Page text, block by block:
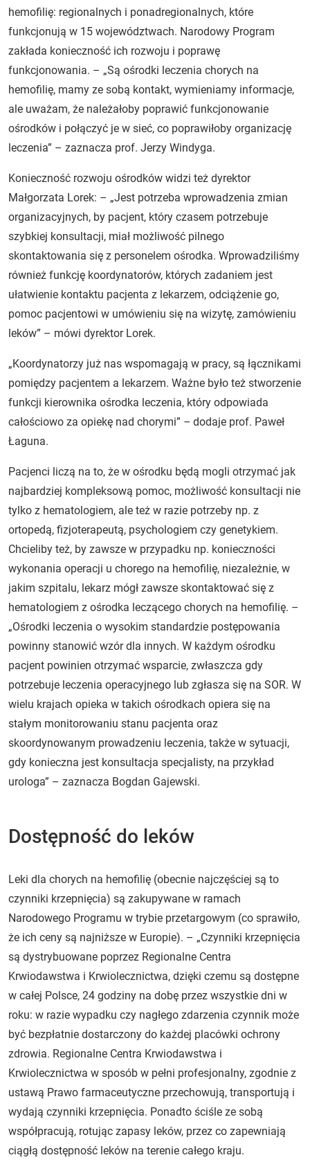
hemofilię: regionalnych i ponadregionalnych, które
funkcjonują w 15 województwach. Narodowy Program
zakłada konieczność ich rozwoju i poprawę
funkcjonowania. – „Są ośrodki leczenia chorych na
hemofilię, mamy ze sobą kontakt, wymieniamy informacje,
ale uważam, że należałoby poprawić funkcjonowanie
ośrodków i połączyć je w sieć, co poprawiłoby organizację
leczenia” – zaznacza prof. Jerzy Windyga.
Konieczność rozwoju ośrodków widzi też dyrektor
Małgorzata Lorek: – „Jest potrzeba wprowadzenia zmian
organizacyjnych, by pacjent, który czasem potrzebuje
szybkiej konsultacji, miał możliwość pilnego
skontaktowania się z personelem ośrodka. Wprowadziliśmy
również funkcję koordynatorów, których zadaniem jest
ułatwienie kontaktu pacjenta z lekarzem, odciążenie go,
pomoc pacjentowi w umówieniu się na wizytę, zamówieniu
leków” – mówi dyrektor Lorek.
„Koordynatorzy już nas wspomagają w pracy, są łącznikami
pomiędzy pacjentem a lekarzem. Ważne było też stworzenie
funkcji kierownika ośrodka leczenia, który odpowiada
całościowo za opiekę nad chorymi” – dodaje prof. Paweł
Łaguna.
Pacjenci liczą na to, że w ośrodku będą mogli otrzymać jak
najbardziej kompleksową pomoc, możliwość konsultacji nie
tylko z hematologiem, ale też w razie potrzeby np. z
ortopedą, fizjoterapeutą, psychologiem czy genetykiem.
Chcieliby też, by zawsze w przypadku np. konieczności
wykonania operacji u chorego na hemofilię, niezależnie, w
jakim szpitalu, lekarz mógł zawsze skontaktować się z
hematologiem z ośrodka leczącego chorych na hemofilię. –
„Ośrodki leczenia o wysokim standardzie postępowania
powinny stanowić wzór dla innych. W każdym ośrodku
pacjent powinien otrzymać wsparcie, zwłaszcza gdy
potrzebuje leczenia operacyjnego lub zgłasza się na SOR. W
wielu krajach opieka w takich ośrodkach opiera się na
stałym monitorowaniu stanu pacjenta oraz
skoordynowanym prowadzeniu leczenia, także w sytuacji,
gdy konieczna jest konsultacja specjalisty, na przykład
urologa” – zaznacza Bogdan Gajewski.
Dostępność do leków
Leki dla chorych na hemofilię (obecnie najczęściej są to
czynniki krzepnięcia) są zakupywane w ramach
Narodowego Programu w trybie przetargowym (co sprawiło,
że ich ceny są najniższe w Europie). – „Czynniki krzepnięcia
są dystrybuowane poprzez Regionalne Centra
Krwiodawstwa i Krwiolecznictwa, dzięki czemu są dostępne
w całej Polsce, 24 godziny na dobę przez wszystkie dni w
roku: w razie wypadku czy nagłego zdarzenia czynnik może
być bezpłatnie dostarczony do każdej placówki ochrony
zdrowia. Regionalne Centra Krwiodawstwa i
Krwiolecznictwa w sposób w pełni profesjonalny, zgodnie z
ustawą Prawo farmaceutyczne przechowują, transportują i
wydają czynniki krzepnięcia. Ponadto ściśle ze sobą
współpracują, rotując zapasy leków, przez co zapewniają
ciągłą dostępność leków na terenie całego kraju.